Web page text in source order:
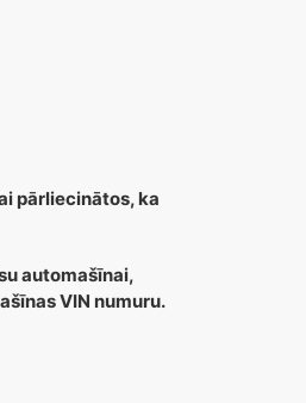
pārliecinātos, ka
automašīnai,
VIN numuru.